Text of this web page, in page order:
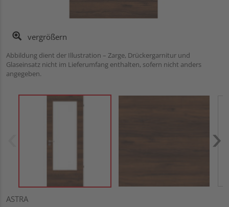
vergrößern
Abbildung dient der Illustration – Zarge, Drückergarnitur und
Glaseinsatz nicht im Lieferumfang enthalten, sofern nicht anders
angegeben.
ASTRA